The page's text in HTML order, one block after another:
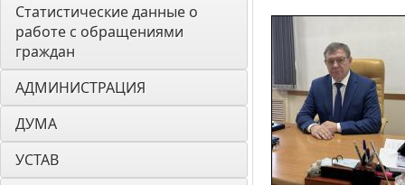
Статистические данные о
работе с обращениями
граждан
АДМИНИСТРАЦИЯ
ДУМА
УСТАВ